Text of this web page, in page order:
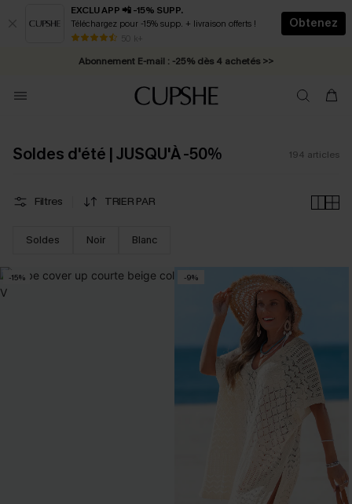
EXCLU APP 📲 -15% SUPP.
Téléchargez pour -15% supp. + livraison offerts !
50 k+
Obtenez
* Livraison éclair 2-3 jours ouvrés >>
Abonnement E-mail : -25% dès 4 achetés >>
-15% -25%
Promo sur tous les articles - réservée aux nouveaux abonnés
Soldes d'été | JUSQU'À -50% 194 articles
Filtres TRIER PAR
Soldes Noir Blanc
-15% -9%